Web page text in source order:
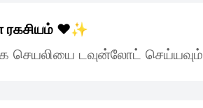
ரகசியம் ❤️✨
செயலியை டவுன்லோட் செய்யவும்